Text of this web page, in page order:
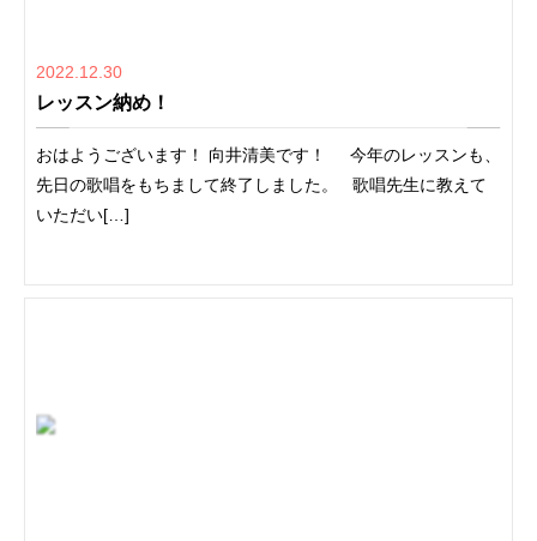
2022.12.30
レッスン納め！
おはようございます！ 向井清美です！ 今年のレッスンも、
先日の歌唱をもちまして終了しました。 歌唱先生に教えて
いただい[…]